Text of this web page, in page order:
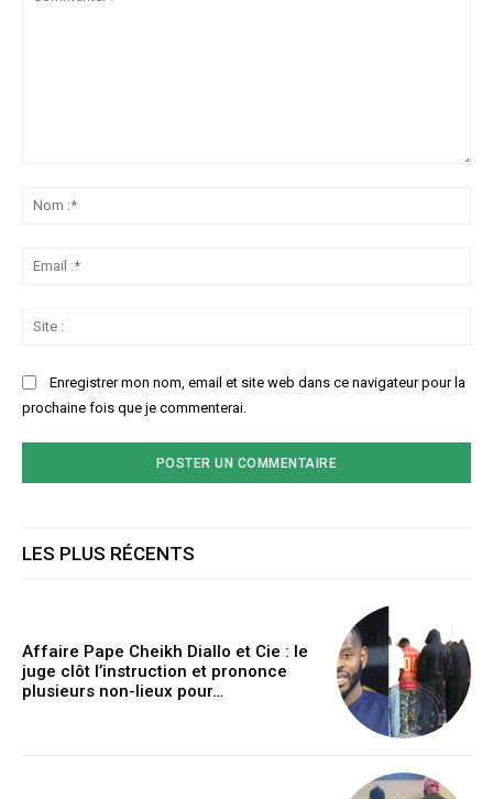
Enregistrer mon nom, email et site web dans ce navigateur pour la
prochaine fois que je commenterai.
LES PLUS RÉCENTS
Affaire Pape Cheikh Diallo et Cie : le
juge clôt l’instruction et prononce
plusieurs non-lieux pour…